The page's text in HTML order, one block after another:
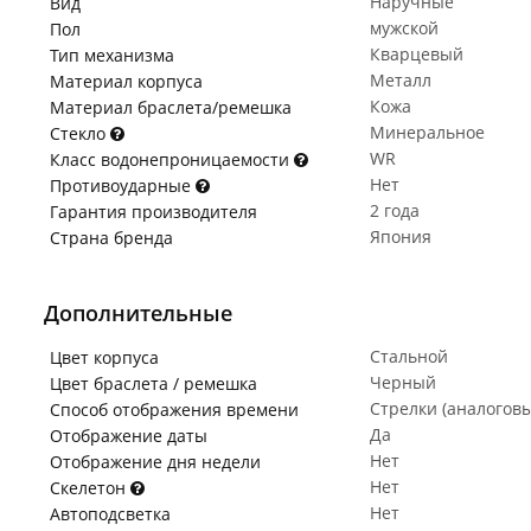
Пол
мужской
Тип механизма
Кварцевый
Материал корпуса
Металл
Материал браслета/ремешка
Кожа
Стекло
Минеральное
Класс водонепроницаемости
WR
Противоударные
Нет
Гарантия производителя
2 года
Страна бренда
Япония
Дополнительные
Цвет корпуса
Стальной
Цвет браслета / ремешка
Черный
Способ отображения времени
Стрелки
Отображение даты
Да
Отображение дня недели
Нет
Скелетон
Нет
Автоподсветка
Нет